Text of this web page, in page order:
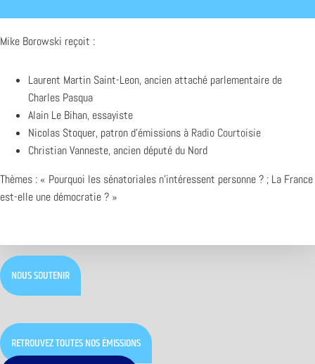
Mike Borowski reçoit :
Laurent Martin Saint-Leon, ancien attaché parlementaire de
Charles Pasqua
Alain Le Bihan, essayiste
Nicolas Stoquer, patron d’émissions à Radio Courtoisie
Christian Vanneste, ancien député du Nord
Thèmes : « Pourquoi les sénatoriales n’intéressent personne ? ; La France
est-elle une démocratie ? »
NOUS SOUTENIR
RETROUVEZ TOUTES NOS ÉMISSIONS